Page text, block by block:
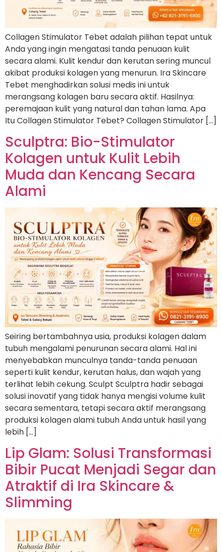
Collagen Stimulator Tebet adalah pilihan tepat untuk
Anda yang ingin mengatasi tanda penuaan kulit
secara alami. Kulit kendur dan kerutan sering muncul
akibat produksi kolagen yang menurun. Ira Skincare
Tebet menghadirkan solusi medis ini untuk
merangsang kolagen baru secara aktif. Hasilnya:
peremajaan kulit yang natural dan tahan lama. Apa
Itu Collagen Stimulator Tebet? Collagen Stimulator […]
Sculptra: Bio-Stimulator
Kolagen untuk Kulit Lebih
Muda dan Kencang Secara
Alami
Seiring bertambahnya usia, produksi kolagen dalam
tubuh mengalami penurunan secara alami. Hal ini
menyebabkan munculnya tanda-tanda penuaan
seperti kulit kendur, kerutan halus, dan wajah yang
terlihat lebih cekung. Sculpt Sculptra hadir sebagai
solusi inovatif yang tidak hanya mengisi volume kulit
secara sementara, tetapi secara aktif merangsang
produksi kolagen alami tubuh Anda untuk hasil yang
lebih […]
Lip Glam: Solusi Transformasi
Bibir Pucat Menjadi Segar dan
Atraktif di Ira Skincare &
Slimming